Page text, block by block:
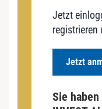
Jetzt
registrieren
Jetzt
Sie haben